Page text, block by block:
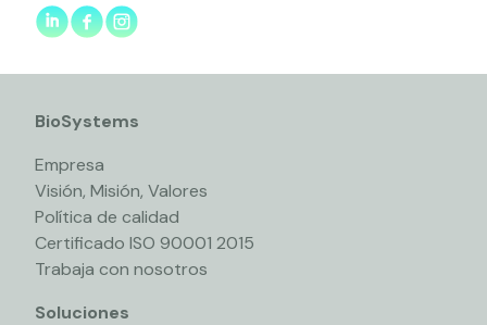
BioSystems
Empresa
Visión, Misión, Valores
Política de calidad
Certificado ISO 90001 2015
Trabaja con nosotros
Soluciones